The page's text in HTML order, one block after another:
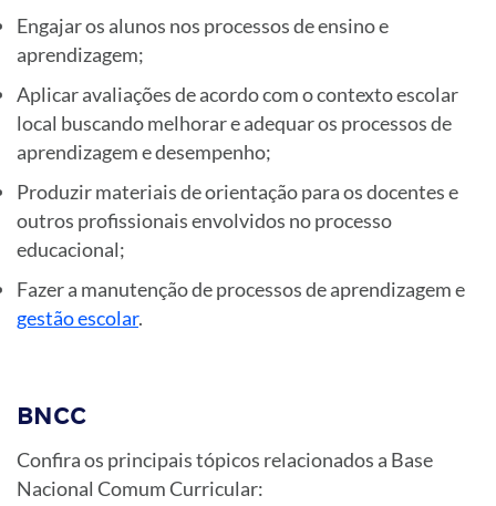
Engajar os alunos nos processos de ensino e
aprendizagem;
Aplicar avaliações de acordo com o contexto escolar
local buscando melhorar e adequar os processos de
aprendizagem e desempenho;
Produzir materiais de orientação para os docentes e
outros profissionais envolvidos no processo
educacional;
Fazer a manutenção de processos de aprendizagem e
gestão escolar.
BNCC
Confira os principais tópicos relacionados a Base
Nacional Comum Curricular: